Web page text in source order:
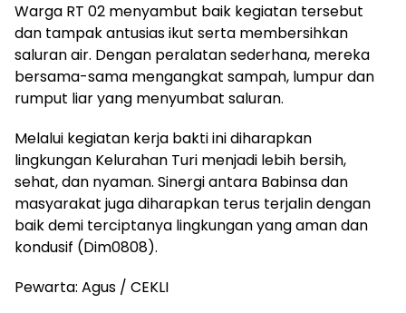
Warga RT 02 menyambut baik kegiatan tersebut
dan tampak antusias ikut serta membersihkan
saluran air. Dengan peralatan sederhana, mereka
bersama-sama mengangkat sampah, lumpur dan
rumput liar yang menyumbat saluran.
Melalui kegiatan kerja bakti ini diharapkan
lingkungan Kelurahan Turi menjadi lebih bersih,
sehat, dan nyaman. Sinergi antara Babinsa dan
masyarakat juga diharapkan terus terjalin dengan
baik demi terciptanya lingkungan yang aman dan
kondusif (Dim0808).
Pewarta: Agus / CEKLI